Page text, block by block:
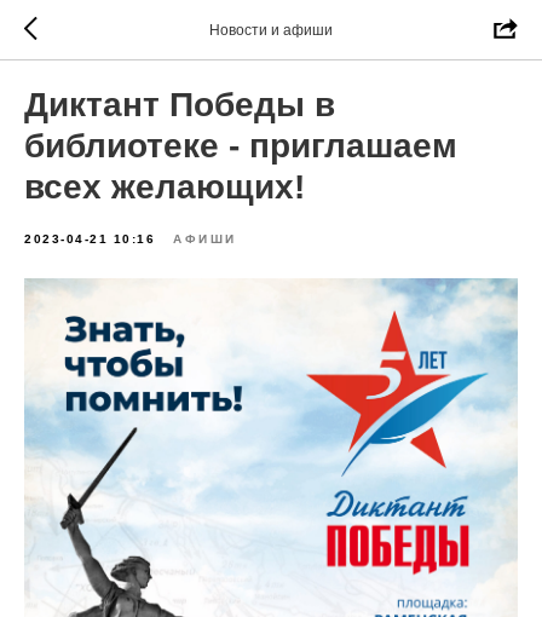
Новости и афиши
Диктант Победы в
библиотеке - приглашаем
всех желающих!
2023-04-21 10:16 АФИШИ